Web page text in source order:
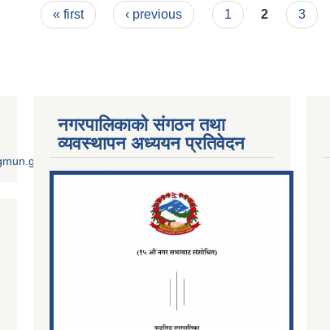
« first ‹ previous 1 2 3
files/documents/Al...
नगरपालिकाको संगठन तथा
व्यवस्थापन अध्ययन प्रतिवेदन